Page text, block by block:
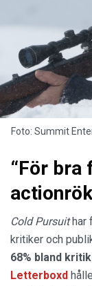
Foto: Summit
“För bra
Cold Pursuithar
kritiker och
68% bland
Letterboxd